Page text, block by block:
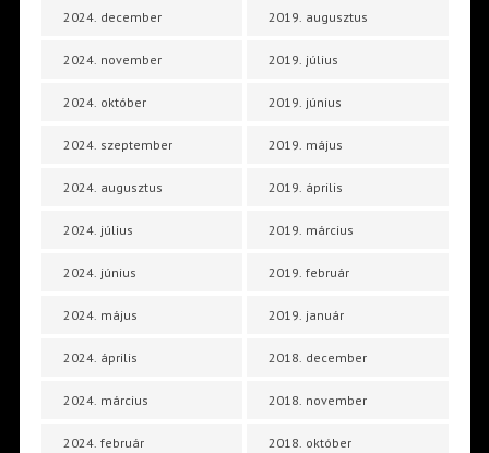
2024. december
2024. november
2024. október
2024. szeptember
2024. augusztus
2024. július
2024. június
2024. május
2024. április
2024. március
2024. február
2019. augusztus
2019. július
2019. június
2019. május
2019. április
2019. március
2019. február
2019. január
2018. december
2018. november
2018. október